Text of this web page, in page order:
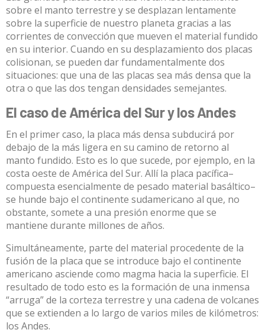
sobre el manto terrestre y se desplazan lentamente
sobre la superficie de nuestro planeta gracias a las
corrientes de convección que mueven el material fundido
en su interior. Cuando en su desplazamiento dos placas
colisionan, se pueden dar fundamentalmente dos
situaciones: que una de las placas sea más densa que la
otra o que las dos tengan densidades semejantes.
El caso de América del Sur y los Andes
En el primer caso, la placa más densa subducirá por
debajo de la más ligera en su camino de retorno al
manto fundido. Esto es lo que sucede, por ejemplo, en la
costa oeste de América del Sur. Allí la placa pacífica–
compuesta esencialmente de pesado material basáltico–
se hunde bajo el continente sudamericano al que, no
obstante, somete a una presión enorme que se
mantiene durante millones de años.
Simultáneamente, parte del material procedente de la
fusión de la placa que se introduce bajo el continente
americano asciende como magma hacia la superficie. El
resultado de todo esto es la formación de una inmensa
“arruga” de la corteza terrestre y una cadena de volcanes
que se extienden a lo largo de varios miles de kilómetros:
los Andes.